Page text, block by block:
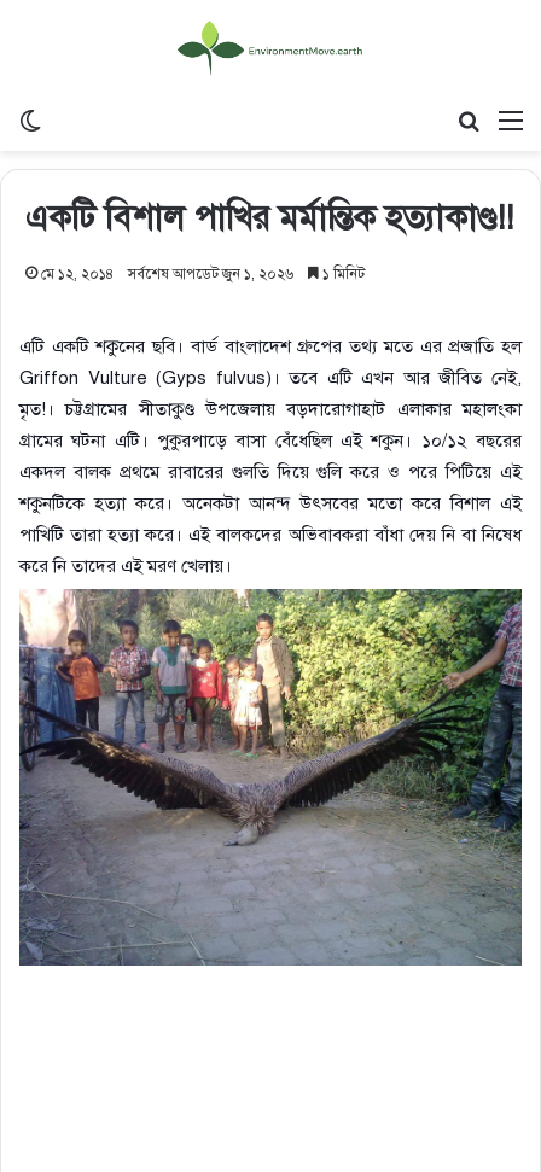
একটি বিশাল পাখির মর্মান্তিক হত্যাকাণ্ড!!
মে ১২, ২০১৪ সর্বশেষ আপডেট জুন ১, ২০২৬ ১ মিনিট
এটি একটি শকুনের ছবি। বার্ড বাংলাদেশ গ্রুপের তথ্য মতে এর প্রজাতি হল
Griffon Vulture (Gyps fulvus)। তবে এটি এখন আর জীবিত নেই,
মৃত!। চট্টগ্রামের সীতাকুণ্ড উপজেলায় বড়দারোগাহাট এলাকার মহালংকা
গ্রামের ঘটনা এটি। পুকুরপাড়ে বাসা বেঁধেছিল এই শকুন। ১০/১২ বছরের
একদল বালক প্রথমে রাবারের গুলতি দিয়ে গুলি করে ও পরে পিটিয়ে এই
শকুনটিকে হত্যা করে। অনেকটা আনন্দ উৎসবের মতো করে বিশাল এই
পাখিটি তারা হত্যা করে। এই বালকদের অভিবাবকরা বাঁধা দেয় নি বা নিষেধ
করে নি তাদের এই মরণ খেলায় ।